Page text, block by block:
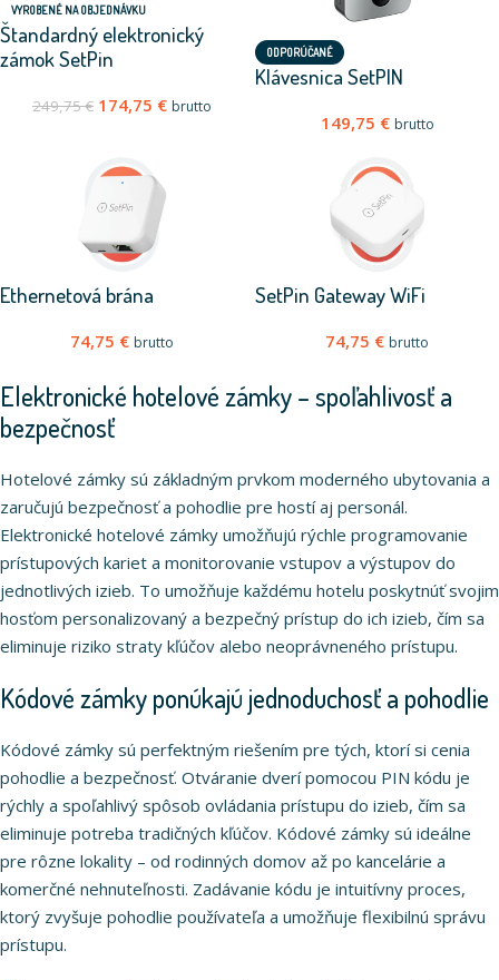
VYROBENÉ NA OBJEDNÁVKU
Štandardný elektronický
zámok SetPin
249,75€ 174,75 € brutto
ODPORÚČANÉ
Klávesnica SetPIN
149,75 € brutto
Ethernetová brána
74,75 € brutto
SetPin Gateway WiFi
74,75 € brutto
Elektronické hotelové zámky – spoľahlivosť a
bezpečnosť
Hotelové zámky sú základným prvkom moderného ubytovania a
zaručujú bezpečnosť a pohodlie pre hostí aj personál.
Elektronické hotelové zámky umožňujú rýchle programovanie
prístupových kariet a monitorovanie vstupov a výstupov do
jednotlivých izieb. To umožňuje každému hotelu poskytnúť svojim
hosťom personalizovaný a bezpečný prístup do ich izieb, čím sa
eliminuje riziko straty kľúčov alebo neoprávneného prístupu.
Kódové zámky ponúkajú jednoduchosť a pohodlie
Kódové zámky sú perfektným riešením pre tých, ktorí si cenia
pohodlie a bezpečnosť. Otváranie dverí pomocou PIN kódu je
rýchly a spoľahlivý spôsob ovládania prístupu do izieb, čím sa
eliminuje potreba tradičných kľúčov. Kódové zámky sú ideálne
pre rôzne lokality – od rodinných domov až po kancelárie a
komerčné nehnuteľnosti. Zadávanie kódu je intuitívny proces,
ktorý zvyšuje pohodlie používateľa a umožňuje flexibilnú správu
prístupu.